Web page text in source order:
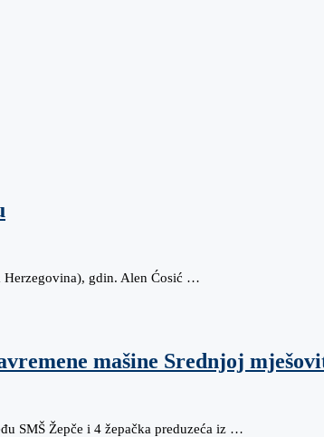
Herzegovina), gdin. Alen Ćosić …
mašine Srednjoj
SMŠ Žepče i 4 žepačka preduzeća iz …